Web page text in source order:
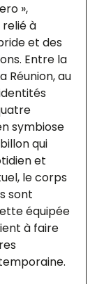
»,
à
et des
Entre la
Réunion, au
symbiose
qui
et
le corps
sont
équipée
à faire